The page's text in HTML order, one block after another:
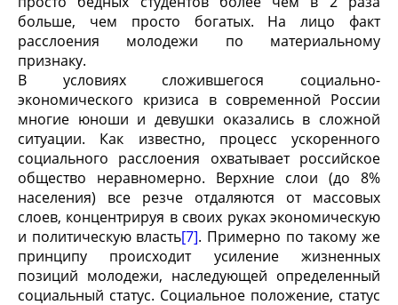
больше, чем просто богатых. На лицо факт
расслоения молодежи по материальному
признаку.
В условиях сложившегося социально-
экономического кризиса в современной России
многие юноши и девушки оказались в сложной
ситуации. Как известно, процесс ускоренного
социального расслоения охватывает российское
общество неравномерно. Верхние слои (до 8%
населения) все резче отдаляются от массовых
слоев, концентрируя в своих руках экономическую
и политическую власть[7]. Примерно по такому же
принципу происходит усиление жизненных
позиций молодежи, наследующей определенный
социальный статус. Социальное положение, статус